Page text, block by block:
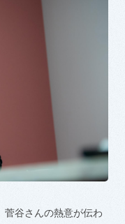
菅谷さんの熱意が伝わ